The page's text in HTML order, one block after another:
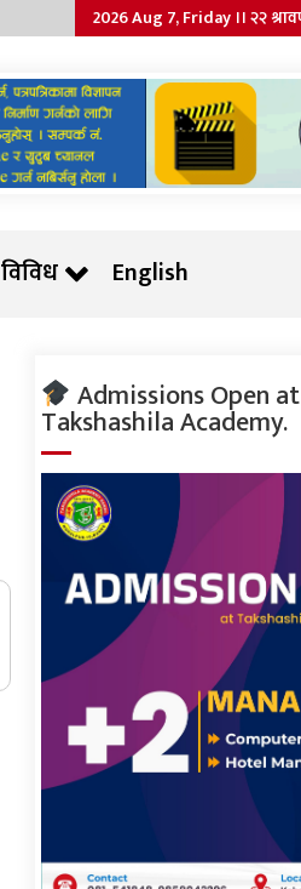
2026 Aug 7, Friday ।। २२
विविध English
Admissions Open at
Takshashila Academy.